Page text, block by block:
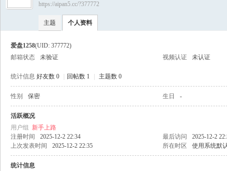
爱盘›
https://aipan5.cc/?377772
主题 个人资料
爱盘1258(UID: 377772)
邮箱状态
未验证 视频认证 未认证
统计信息 好友数 0 回帖数 1 主题数 0
性别 保密 生日 -
活跃概况
用户组 新手上路
注册时间
2025-12-2 22:34 最后访问
2025-12-2
上次发表时间
2025-12-2 22:35 所在时区 使用系统默
统计信息